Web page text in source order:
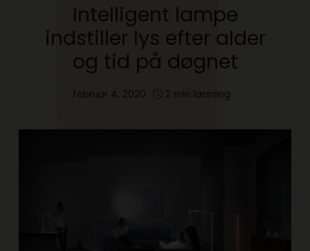
Intelligent lampe
indstiller lys efter alder
og tid på døgnet
februar 4, 2020 2 min læsning